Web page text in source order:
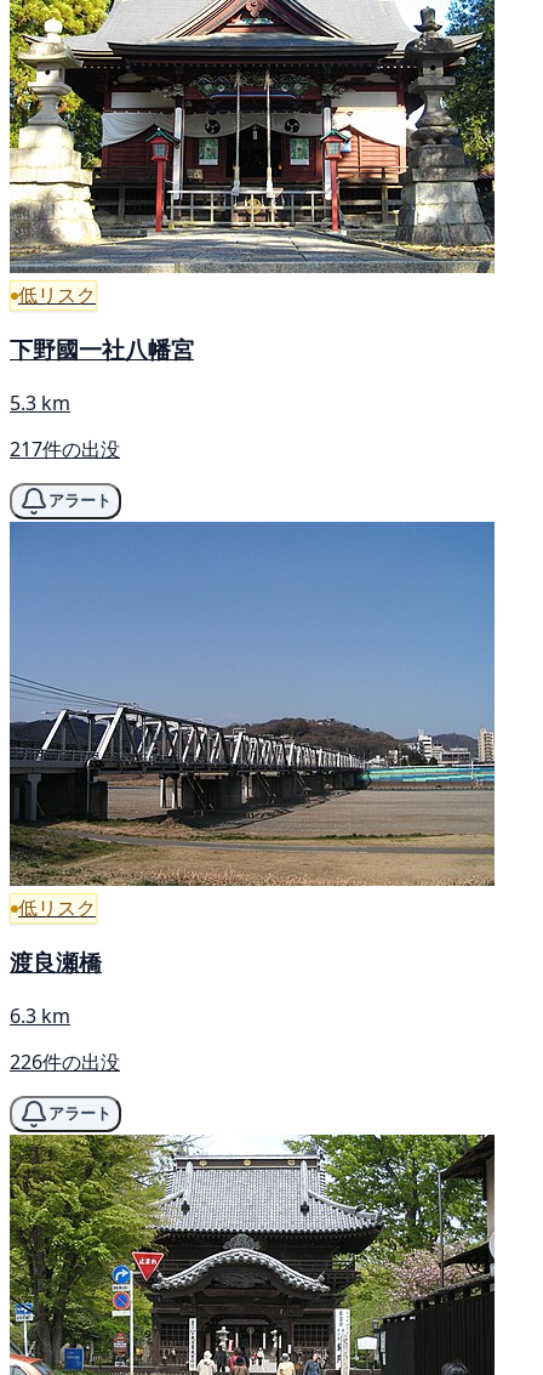
低リスク
下野國一社八幡宮
5.3 km
217件の出没
アラート
低リスク
渡良瀬橋
6.3 km
226件の出没
アラート